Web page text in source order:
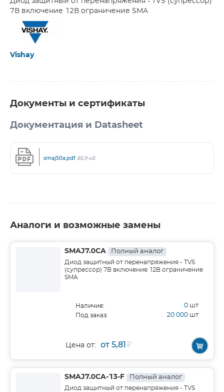
7В включение 12В ограничение SMA
Vishay
Документы и сертификаты
Документация и Datasheet
smaj50a.pdf 85,9 кБ
Аналоги и возможные замены
SMAJ7.0CA Полный аналог
Диод защитный от перенапряжения - TVS
(супрессор) 7В включение 12В ограничение
SMA
Наличие: 0 шт
Под заказ: 20 000 шт
Цена от: от 5,81₽
SMAJ7.0CA-13-F Полный аналог
Диод защитный от перенапряжения - TVS